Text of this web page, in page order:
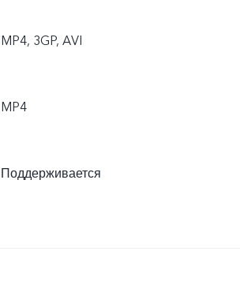
MP4, 3GP, AVI
MP4
Поддерживается